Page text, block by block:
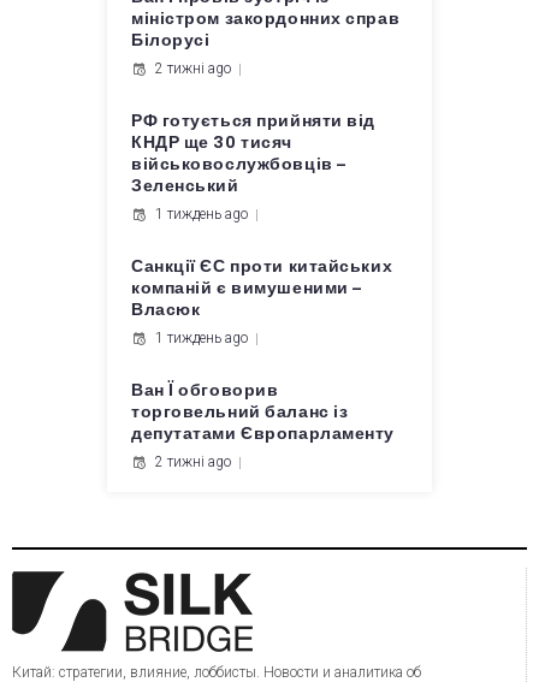
міністром закордонних справ
Білорусі
2 тижні ago
РФ готується прийняти від
КНДР ще 30 тисяч
військовослужбовців –
Зеленський
1 тиждень ago
Санкції ЄС проти китайських
компаній є вимушеними –
Власюк
1 тиждень ago
Ван Ї обговорив
торговельний баланс із
депутатами Європарламенту
2 тижні ago
Китай: стратегии, влияние, лоббисты. Новости и аналитика об